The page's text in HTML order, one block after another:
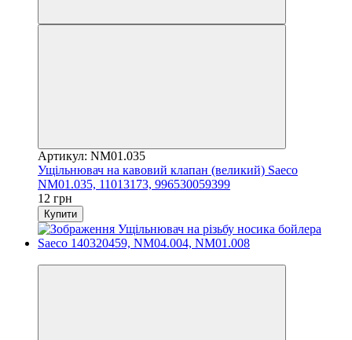
Артикул: NM01.035
Ущільнювач на кавовий клапан (великий) Saeco
NM01.035, 11013173, 996530059399
12 грн
Купити